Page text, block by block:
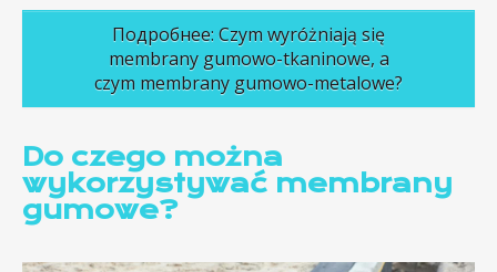
Подробнее: Czym wyróżniają się
membrany gumowo-tkaninowe, a
czym membrany gumowo-metalowe?
Do czego można
wykorzystywać membrany
gumowe?